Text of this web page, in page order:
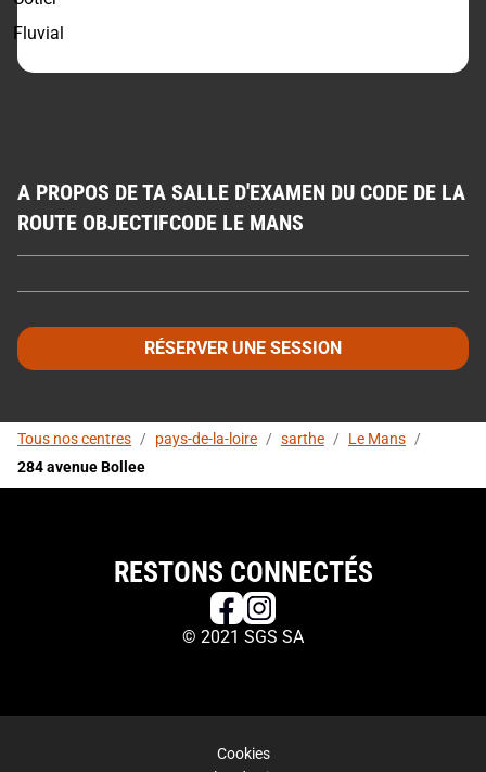
Fluvial
A PROPOS DE TA SALLE D'EXAMEN DU CODE DE LA
ROUTE OBJECTIFCODE LE MANS
RÉSERVER UNE SESSION
Tous nos centres / pays-de-la-loire / sarthe / Le Mans /
284 avenue Bollee
RESTONS CONNECTÉS
© 2021 SGS SA
Cookies